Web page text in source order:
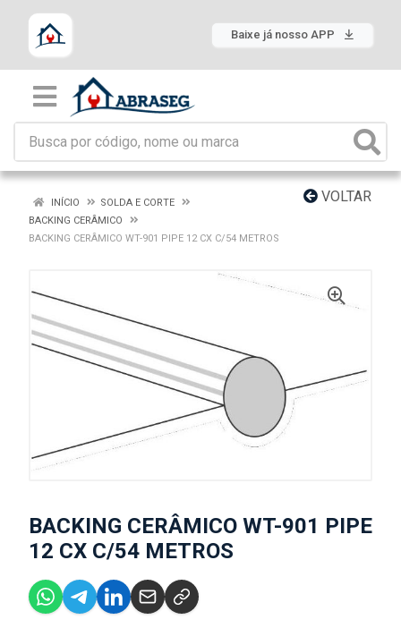
Baixe já nosso APP
VOLTAR
INÍCIO
SOLDA E CORTE
BACKING CERÂMICO
BACKING CERÂMICO WT-901 PIPE 12 CX C/54 METROS
BACKING CERÂMICO WT-901 PIPE
12 CX C/54 METROS